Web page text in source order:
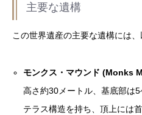
主要な遺構
この世界遺産の主要な遺構には、
モンクス・マウンド (Monks
高さ約30メートル、基底部は
テラス構造を持ち、頂上には